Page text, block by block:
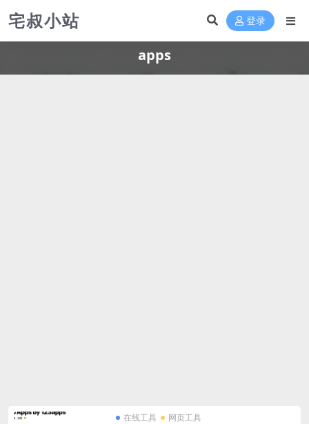
宅叔小站 登录
apps
在线工具 网页工具